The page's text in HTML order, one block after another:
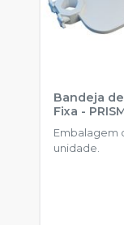
Bandeja
Fixa -
Embalagem
unidade.